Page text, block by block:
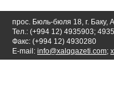
прос. Бюль-бюля 18, г. Баку,
Тел.: (+994 12) 4935903;
Факс: (+994 12) 4930280
E-mail: info@xalqqazeti.com;